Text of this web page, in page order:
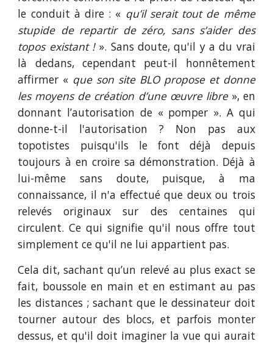
le conduit à dire : « qu’il serait tout de même
stupide de repartir de zéro, sans s’aider des
topos existant ! ». Sans doute, qu'il y a du vrai
là dedans, cependant peut-il honnêtement
affirmer « que son site BLO propose et donne
les moyens de création d’une œuvre libre », en
donnant l’autorisation de « pomper ». A qui
donne-t-il l'autorisation ? Non pas aux
topotistes puisqu'ils le font déjà depuis
toujours à en croire sa démonstration. Déjà à
lui-même sans doute, puisque, à ma
connaissance, il n'a effectué que deux ou trois
relevés originaux sur des centaines qui
circulent. Ce qui signifie qu'il nous offre tout
simplement ce qu'il ne lui appartient pas.
Cela dit, sachant qu’un relevé au plus exact se
fait, boussole en main et en estimant au pas
les distances ; sachant que le dessinateur doit
tourner autour des blocs, et parfois monter
dessus, et qu'il doit imaginer la vue qui aurait